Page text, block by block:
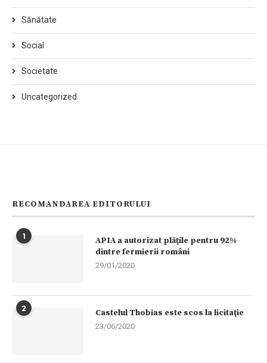
Sănătate
Social
Societate
Uncategorized
RECOMANDAREA EDITORULUI
1
APIA a autorizat plăţile pentru 92%
dintre fermierii români
29/01/2020
2 Castelul Thobias este scos la licitaţie
23/06/2020